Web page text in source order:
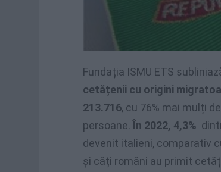
Fundația ISMU ETS
cetățenii cu origini
213.716, cu 76% mai mulți
persoane. În 2022, 4,3%
devenit italieni, comparativ
și câți români au primit